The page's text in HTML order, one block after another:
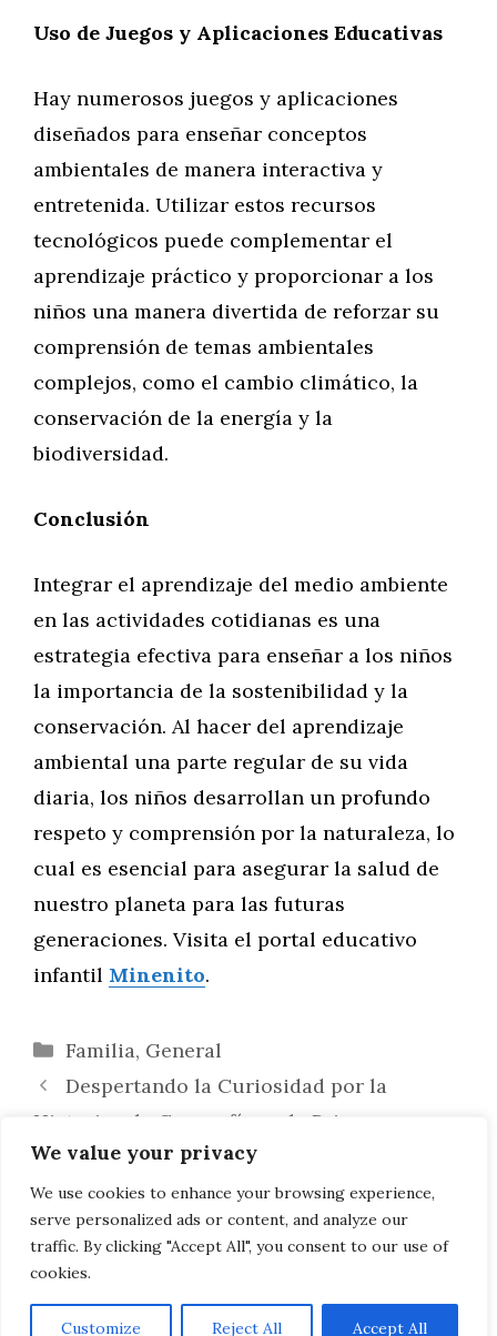
We value your privacy
We use cookies to enhance your browsing experience,
serve personalized ads or content, and analyze our
traffic. By clicking "Accept All", you consent to our use of
cookies.
Customize Reject All Accept All
Uso de Juegos y Aplicaciones Educativas
Hay numerosos juegos y aplicaciones
diseñados para enseñar conceptos
ambientales de manera interactiva y
entretenida. Utilizar estos recursos
tecnológicos puede complementar el
aprendizaje práctico y proporcionar a los
niños una manera divertida de reforzar su
comprensión de temas ambientales
complejos, como el cambio climático, la
conservación de la energía y la
biodiversidad.
Conclusión
Integrar el aprendizaje del medio ambiente
en las actividades cotidianas es una
estrategia efectiva para enseñar a los niños
la importancia de la sostenibilidad y la
conservación. Al hacer del aprendizaje
ambiental una parte regular de su vida
diaria, los niños desarrollan un profundo
respeto y comprensión por la naturaleza, lo
cual es esencial para asegurar la salud de
nuestro planeta para las futuras
generaciones. Visita el portal educativo
infantil Minenito.
Categorías
Familia, General
Despertando la Curiosidad por la
Historia y la Geografía en la Primera
Infancia
Fortalecimiento de Habilidades de
Crianza en Padres Primerizos